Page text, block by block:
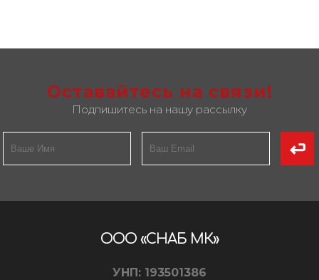
Оставайтесь на связи!
Подпишитесь на нашу рассылку
ООО «СНАБ МК»
УНП: 193501386